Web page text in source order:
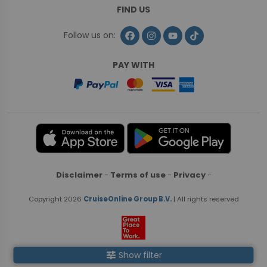
tune Show filter
FIND US
Follow us on:
PAY WITH
Disclaimer - Terms of use - Privacy -
Copyright 2026 CruiseOnline Group B.V.| All rights reserved